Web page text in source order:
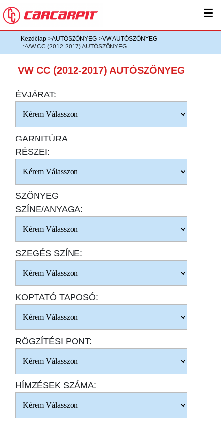
☰
Kezdőlap->AUTÓSZŐNYEG->VW AUTÓSZŐNYEG
->VW CC (2012-2017) AUTÓSZŐNYEG
VW CC (2012-2017) AUTÓSZŐNYEG
ÉVJÁRAT:
GARNITÚRA
RÉSZEI:
SZŐNYEG
SZÍNE/ANYAGA:
SZEGÉS SZÍNE:
KOPTATÓ TAPOSÓ:
RÖGZÍTÉSI PONT:
HÍMZÉSEK SZÁMA: